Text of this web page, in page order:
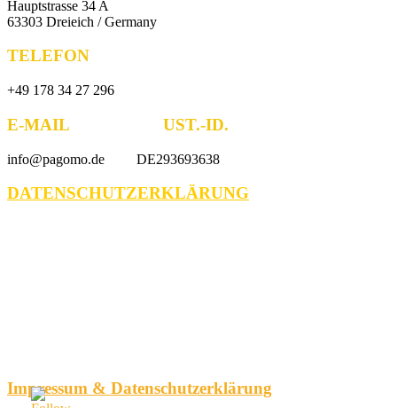
Hauptstrasse 34 A
63303 Dreieich / Germany
TELEFON
+49 178 34 27 296
E-MAIL UST.-ID.
info@pagomo.de DE293693638
DATENSCHUTZERKLÄRUNG
Impressum & Datenschutzerklärung